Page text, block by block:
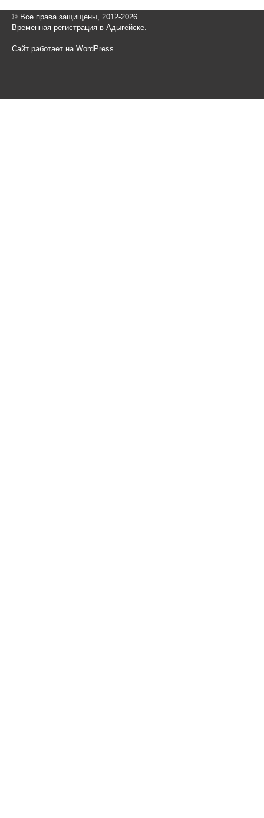
© Все права защищены, 2012-2026
Временная регистрация в Адыгейске.
Сайт работает на WordPress